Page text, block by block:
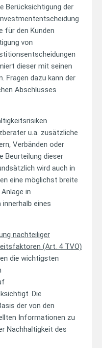
Berücksichtigung der
für den Kunden
von
dieser mit seinen
Fragen dazu kann der
Abschlusses
u.a. zusätzliche
Verbänden oder
Beurteilung dieser
wird auch in
eine möglichst breite
in
eines
nachteiliger
(Art. 4 TVO)
die wichtigsten
Die
der von den
Informationen zu
Nachhaltigkeit des